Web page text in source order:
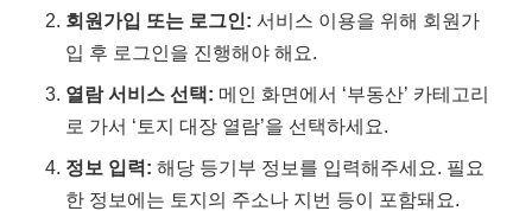
회원가입 또는 로그인: 서비스 이용을 위해 회원가
입 후 로그인을 진행해야 해요.
열람 서비스 선택: 메인 화면에서 ‘부동산’ 카테고리
로 가서 ‘토지 대장 열람’을 선택하세요.
정보 입력: 해당 등기부 정보를 입력해주세요. 필요
한 정보에는 토지의 주소나 지번 등이 포함돼요.